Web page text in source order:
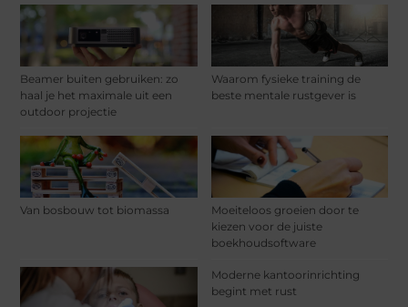
Beamer buiten gebruiken: zo
haal je het maximale uit een
outdoor projectie
Waarom fysieke training de
beste mentale rustgever is
Van bosbouw tot biomassa
Moeiteloos groeien door te
kiezen voor de juiste
boekhoudsoftware
Moderne kantoorinrichting
begint met rust